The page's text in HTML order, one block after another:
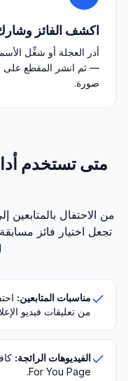
اكشف الفائز
أدر العجلة أو شغِّل
— ثم انشر المقطع على
صورة.
متى تستخدم
تجعل اختيار فائز
مناسبات المتابعين:
من تعليقات فيديو
الفيديوهات الرائجة:
For You Page.